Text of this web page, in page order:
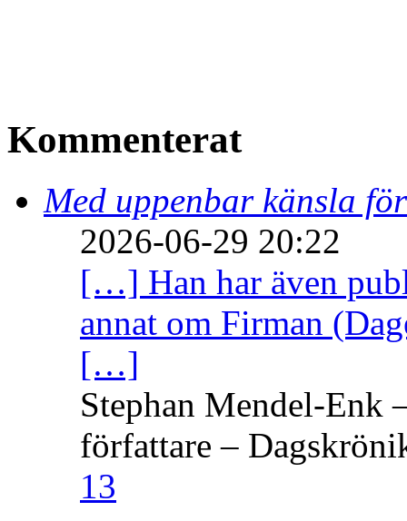
Kommenterat
Med uppenbar känsla
2026-06-29 20:22
[…] Han har även
annat om Firman
[…]
Stephan Mendel-Enk
författare –
13